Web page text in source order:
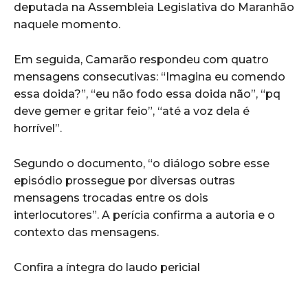
deputada na Assembleia Legislativa do Maranhão
naquele momento.
Em seguida, Camarão respondeu com quatro
mensagens consecutivas: “Imagina eu comendo
essa doida?”, “eu não fodo essa doida não”, “pq
deve gemer e gritar feio”, “até a voz dela é
horrível”.
Segundo o documento, “o diálogo sobre esse
episódio prossegue por diversas outras
mensagens trocadas entre os dois
interlocutores”. A perícia confirma a autoria e o
contexto das mensagens.
Confira a íntegra do laudo pericial